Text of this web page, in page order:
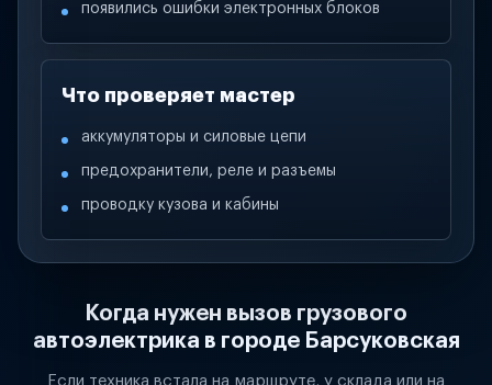
появились ошибки электронных блоков
Что проверяет мастер
аккумуляторы и силовые цепи
предохранители, реле и разъемы
проводку кузова и кабины
Когда нужен вызов грузового
автоэлектрика в городе Барсуковская
Если техника встала на маршруте, у склада или на